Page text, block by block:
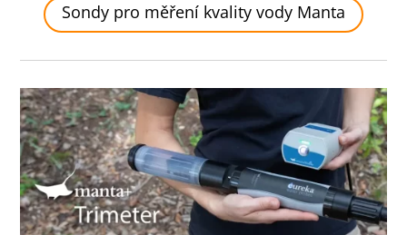
Sondy pro měření kvality vody Manta